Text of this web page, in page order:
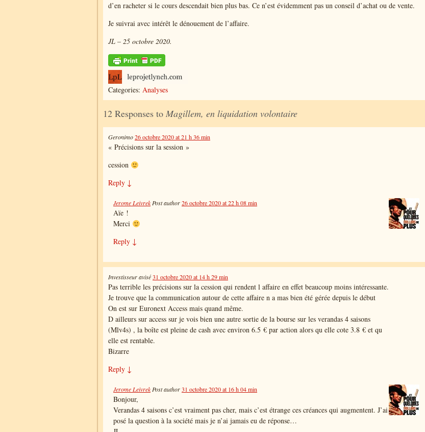
d’en racheter si le cours descendait bien plus bas. Ce n’est évidemment pas un conseil d’achat ou de vente.
Je suivrai avec intérêt le dénouement de l’affaire.
JL – 25 octobre 2020.
Categories: Analyses
12 Responses to Magillem, en liquidation volontaire
Geronimo26 octobre 2020 at 21 h 36 min
« Précisions sur la session »
cession
Reply ↓
Jerome LeivrekPost author26 octobre 2020 at 22 h 08 min
Aïe !
Merci
Reply ↓
Investisseur avisé31 octobre 2020 at 14 h 29 min
Pas terrible les précisions sur la cession qui rendent l affaire en effet beaucoup moins intéressante.
Je trouve que la communication autour de cette affaire n a mas bien été gérée depuis le début
On est sur Euronext Access mais quand même.
D ailleurs sur access sur je vois bien une autre sortie de la bourse sur les verandas 4 saisons
(Mlv4s) , la boîte est pleine de cash avec environ 6.5 € par action alors qu elle cote 3.8 € et qu
elle est rentable.
Bizarre
Reply ↓
Jerome LeivrekPost author31 octobre 2020 at 16 h 04 min
Bonjour,
Verandas 4 saisons c’est vraiment pas cher, mais c’est étrange ces créances qui augmentent. J’ai
posé la question à la société mais je n’ai jamais eu de réponse…